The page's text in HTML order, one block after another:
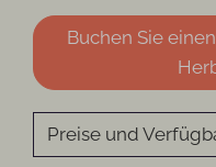
Buchen Sie
Preise und